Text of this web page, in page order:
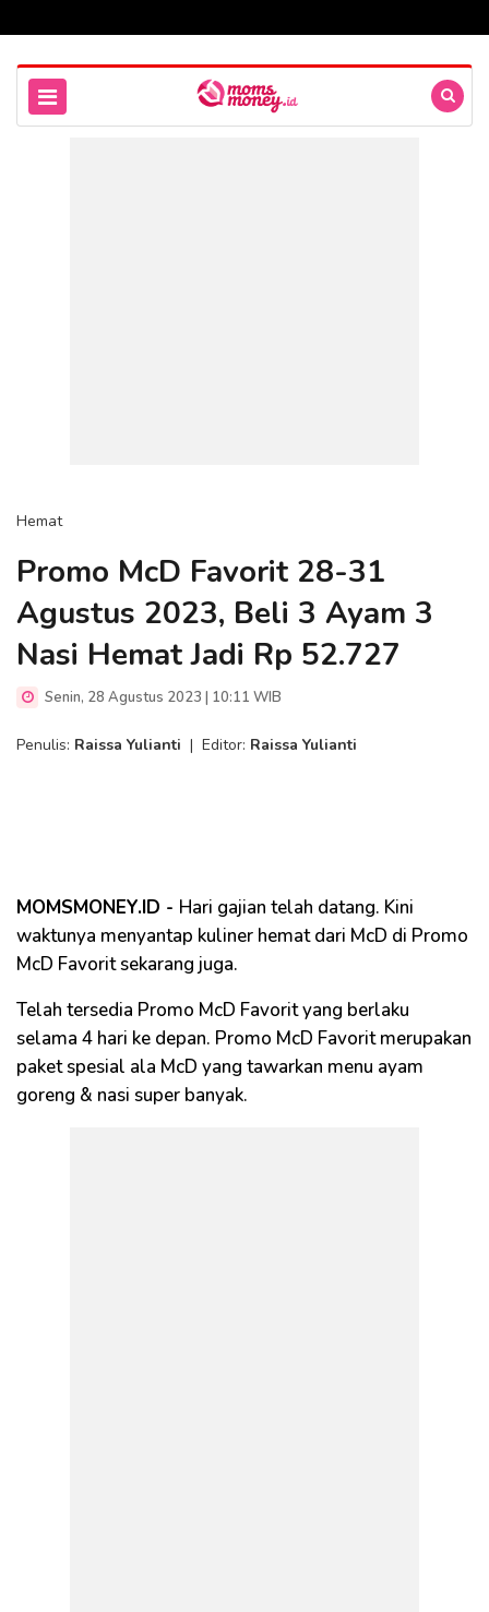
Hemat
Promo McD Favorit 28-31
Agustus 2023, Beli 3 Ayam 3
Nasi Hemat Jadi Rp 52.727
Senin, 28 Agustus 2023 | 10:11 WIB
Penulis: Raissa Yulianti | Editor: Raissa Yulianti
MOMSMONEY.ID - Hari gajian telah datang. Kini
waktunya menyantap kuliner hemat dari McD di Promo
McD Favorit sekarang juga.
Telah tersedia Promo McD Favorit yang berlaku
selama 4 hari ke depan. Promo McD Favorit merupakan
paket spesial ala McD yang tawarkan menu ayam
goreng & nasi super banyak.